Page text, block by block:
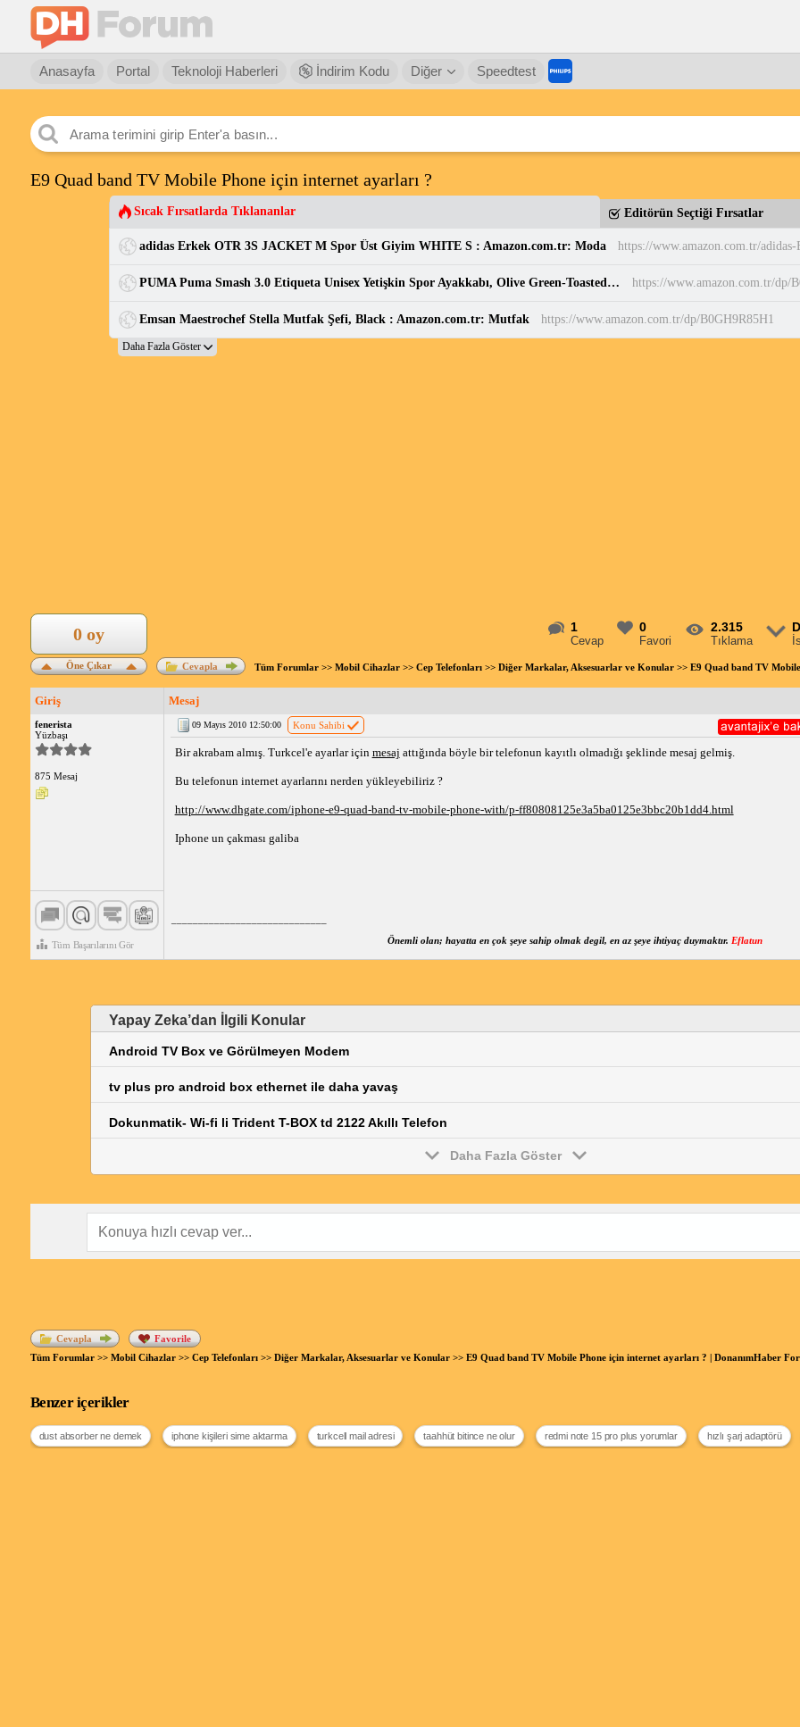
Anasayfa Portal Teknoloji Haberleri İndirim Kodu Diğer Speedtest
E9 Quad band TV Mobile Phone için internet ayarları ?
Sıcak Fırsatlarda Tıklananlar Editörün Seçtiği Fırsatlar
adidas Erkek OTR 3S JACKET M Spor Üst Giyim WHITE S : Amazon.com.tr: Moda
PUMA Puma Smash 3.0 Etiqueta Unisex Yetişkin Spor Ayakkabı, Olive Green-Toasted Almond, 37 : Amazon.com.tr: Moda https://www.amazon.com.tr/dp/
Emsan Maestrochef Stella Mutfak Şefi, Black : Amazon.com.tr: Mutfak https://www.amazon.com.tr/dp/B0GH9R85H1
1
Cevap
0
Favori
2.315
Tıklama
Öne Çıkar
0 oy
Cevapla Tüm Forumlar>> Mobil Cihazlar>> Cep Telefonları>> Diğer Markalar, Aksesuarlar ve Konular>> E9 Quad band TV
Giriş Mesaj
fenerista
Yüzbaşı
875 Mesaj
Tüm Başarılarını Gör
09 Mayıs 2010 12:50:00 Konu Sahibi
Bir akrabam almış. Turkcel'e ayarlar için mesaj attığında böyle bir telefonun kayıtlı olmadığı şeklinde mesaj gelmiş.
Bu telefonun internet ayarlarını nerden yükleyebiliriz ?
http://www.dhgate.com/iphone-e9-quad-band-tv-mobile-phone-with/p-ff80808125e3a5ba0125e3bbc20b1dd4.html
Iphone un çakması galiba
Önemli olan; hayatta en çok şeye sahip olmak degil, en az şeye ihtiyaç duymaktır. Eflatun
Yapay Zeka’dan İlgili Konular
Android TV Box ve Görülmeyen Modem
tv plus pro android box ethernet ile daha yavaş
Dokunmatik- Wi-fi li Trident T-BOX td 2122 Akıllı Telefon
Daha Fazla Göster
Cevapla
Favorile
Tüm Forumlar>> Mobil Cihazlar>> Cep Telefonları>> Diğer Markalar, Aksesuarlar ve Konular>> E9 Quad band TV Mobile Phone için internet ayarları ? | DonanımHaber
Benzer içerikler
dust absorber ne demek iphone kişileri sime aktarma turkcell mail adresi taahhüt bitince ne olur redmi note 15 pro plus yorumlar hızlı şarj adaptörü